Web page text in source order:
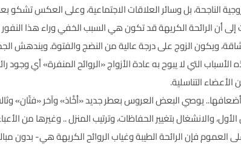
الناجحة، بل وسائر العلاقات الاجتماعية، وعلى العكس
أن الرائحة الكريهة قد تكون هي السبب الخفي وراء هذا النفور
ويكون الزوج على درجة عالية من النضج والفتوة. ويندهش
التي لا يبوح به عادة الأزواج «الروائح المنفرة» أي وجود
التناسلية.
أضعافها.. يوصي البعض العروس بعطر جديد «أخَّاذ» وآخر «فتّان»
والانشغال بتغيير الحفاظات، وترتيب المنزل .. وغيرها من
فإن الرائحة الطيبة وغياب الروائح الكريهة هي- بدون